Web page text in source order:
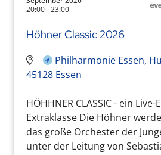
20:00 - 23:00
Höhner Classic 2026
Philharmonie Essen,
45128 Essen
HÖHHNER CLASSIC - ein
Extraklasse Die Höhner
das große Orchester der
unter der Leitung von